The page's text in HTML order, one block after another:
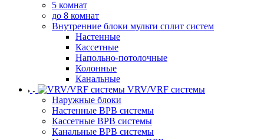
5 комнат
до 8 комнат
Внутренние блоки мульти сплит систем
Настенные
Кассетные
Напольно-потолочные
Колонные
Канальные
VRV/VRF системы
Наружные блоки
Настенные ВРВ системы
Кассетные ВРВ системы
Канальные ВРВ системы